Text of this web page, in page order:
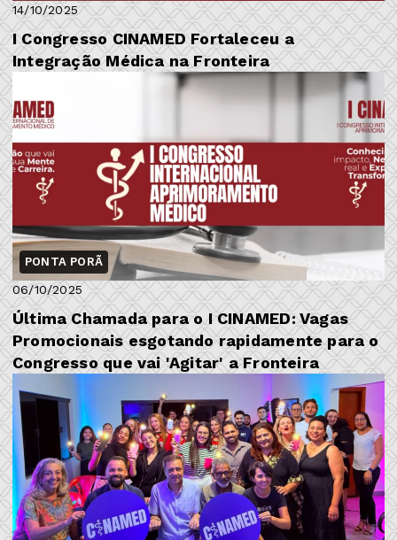
14/10/2025
I Congresso CINAMED Fortaleceu a
Integração Médica na Fronteira
PONTA PORÃ
06/10/2025
Última Chamada para o I CINAMED: Vagas
Promocionais esgotando rapidamente para o
Congresso que vai 'Agitar' a Fronteira